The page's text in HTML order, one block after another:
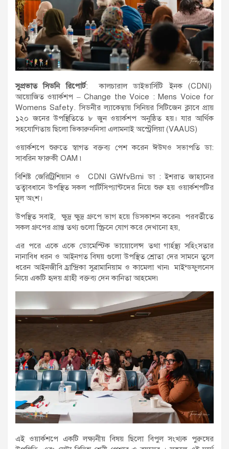
সুপ্রভাত সিডনি রিপোর্ট: কালচারাল ডাইভার্সিটি ইনক (CDNI)
আয়োজিত ওয়ার্কশপ – Change the Voice : Mens Voice for
Womens Safety. সিডনীর ল্যাকেম্বায় সিনিয়র সিটিজেন ক্লাবে প্রায়
১২০ জনের উপস্থিতিতে ৮ জুন ওয়ার্কশপ অনুষ্ঠিত হয়। যার আর্থিক
সহযোগিতায় ছিলো ভিকারুননিসা এলামনাই অস্ট্রেলিয়া (VAAUS)
ওয়ার্কশপে শুরুতে স্বাগত বক্তব্য পেশ করেন ঈউঘও সভাপতি ডা:
সাবরিন ফারুকী OAM ৷
বিশিষ্ট জেরিট্রিশিয়ান ও CDNI GWfvBmi ডা : ইশরাত জাহানের
তত্বাবধানে উপস্থিত সকল পার্টিসিপ্যান্টদের নিয়ে শুরু হয় ওয়ার্কশপটির
মূল অংশ।
উপস্থিত সবাই, ক্ষুদ্র ক্ষুদ্র গ্রুপে ভাগ হয়ে ডিসকাশন করেন৷ পরবর্তীতে
সকল গ্রুপের প্রাপ্ত তথ্য গুলো স্ক্রিনে যোগ করে দেখানো হয়,
এর পরে একে একে ডোমেস্টিক ভায়োলেন্স তথা গার্হস্থ্য সহিংসতার
নানাবিধ ধরন ও আইনগত বিষয় গুলো উপস্থিত শ্রোতা দের সামনে তুলে
ধরেন আইনজীবি চ্রান্দ্রিকা সুব্রামানিয়াম ও কামেলা খান৷ মাইন্ডফুলনেস
নিয়ে একটি হৃদয় গ্রাহী বক্তব্য দেন কানিতা আহমেদ৷
এই ওয়ার্কশপে একটি লক্ষ্যনীয় বিষয় ছিলো বিপুল সংখ্যক পুরুষের